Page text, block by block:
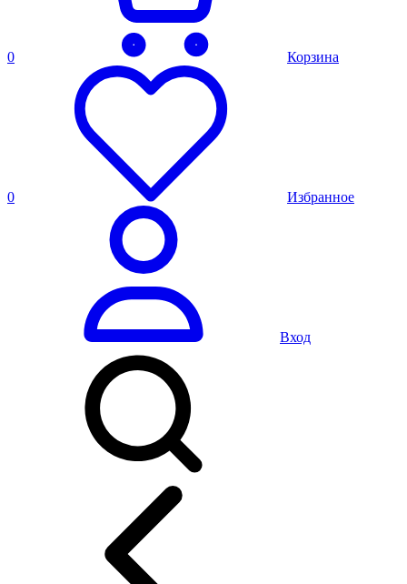
0 Корзина
0 Избранное
Вход